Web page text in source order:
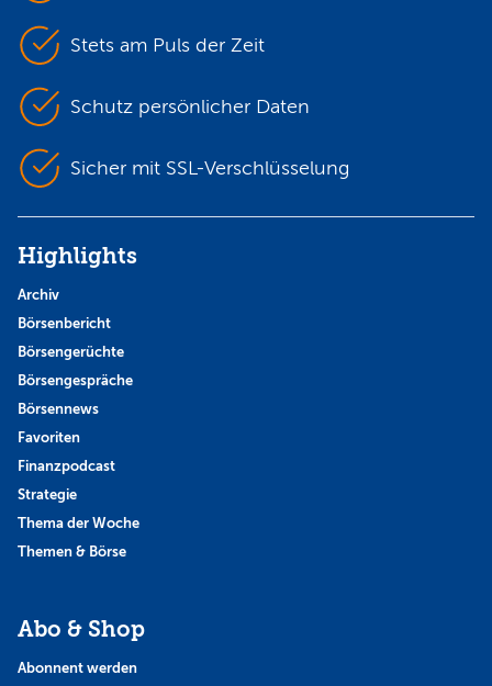
Stets am Puls der Zeit
Schutz persönlicher Daten
Sicher mit SSL-Verschlüsselung
Highlights
Archiv
Börsenbericht
Börsengerüchte
Börsengespräche
Börsennews
Favoriten
Finanzpodcast
Strategie
Thema der Woche
Themen & Börse
Abo & Shop
Abonnent werden